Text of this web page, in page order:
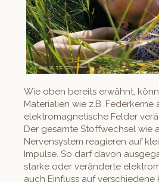
Wie oben bereits erwähnt,
Materialien wie z.B. Federkerne
elektromagnetische Felder
Der gesamte Stoffwechsel wie
Nervensystem reagieren auf
Impulse. So darf davon
starke oder veränderte
auch Einfluss auf verschiedene